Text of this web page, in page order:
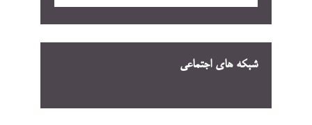
شبکه های اجتماعی